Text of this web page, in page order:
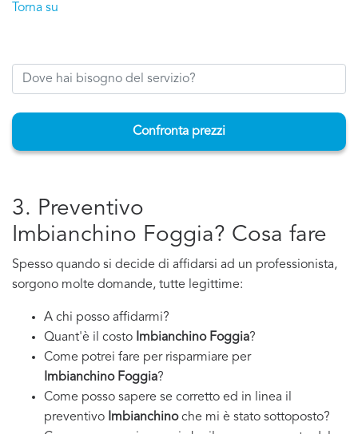
Torna su
Confronta prezzi
3. Preventivo
Imbianchino Foggia? Cosa fare
Spesso quando si decide di affidarsi ad un professionista,
sorgono molte domande, tutte legittime:
A chi posso affidarmi?
Quant'è il costo Imbianchino Foggia?
Come potrei fare per risparmiare per
Imbianchino Foggia?
Come posso sapere se corretto ed in linea il
preventivo Imbianchinoche mi è stato sottoposto?